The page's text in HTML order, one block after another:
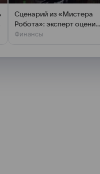
Сценарий из «Мистера
Робота»: эксперт оценил
шансы хакеров
Финансы